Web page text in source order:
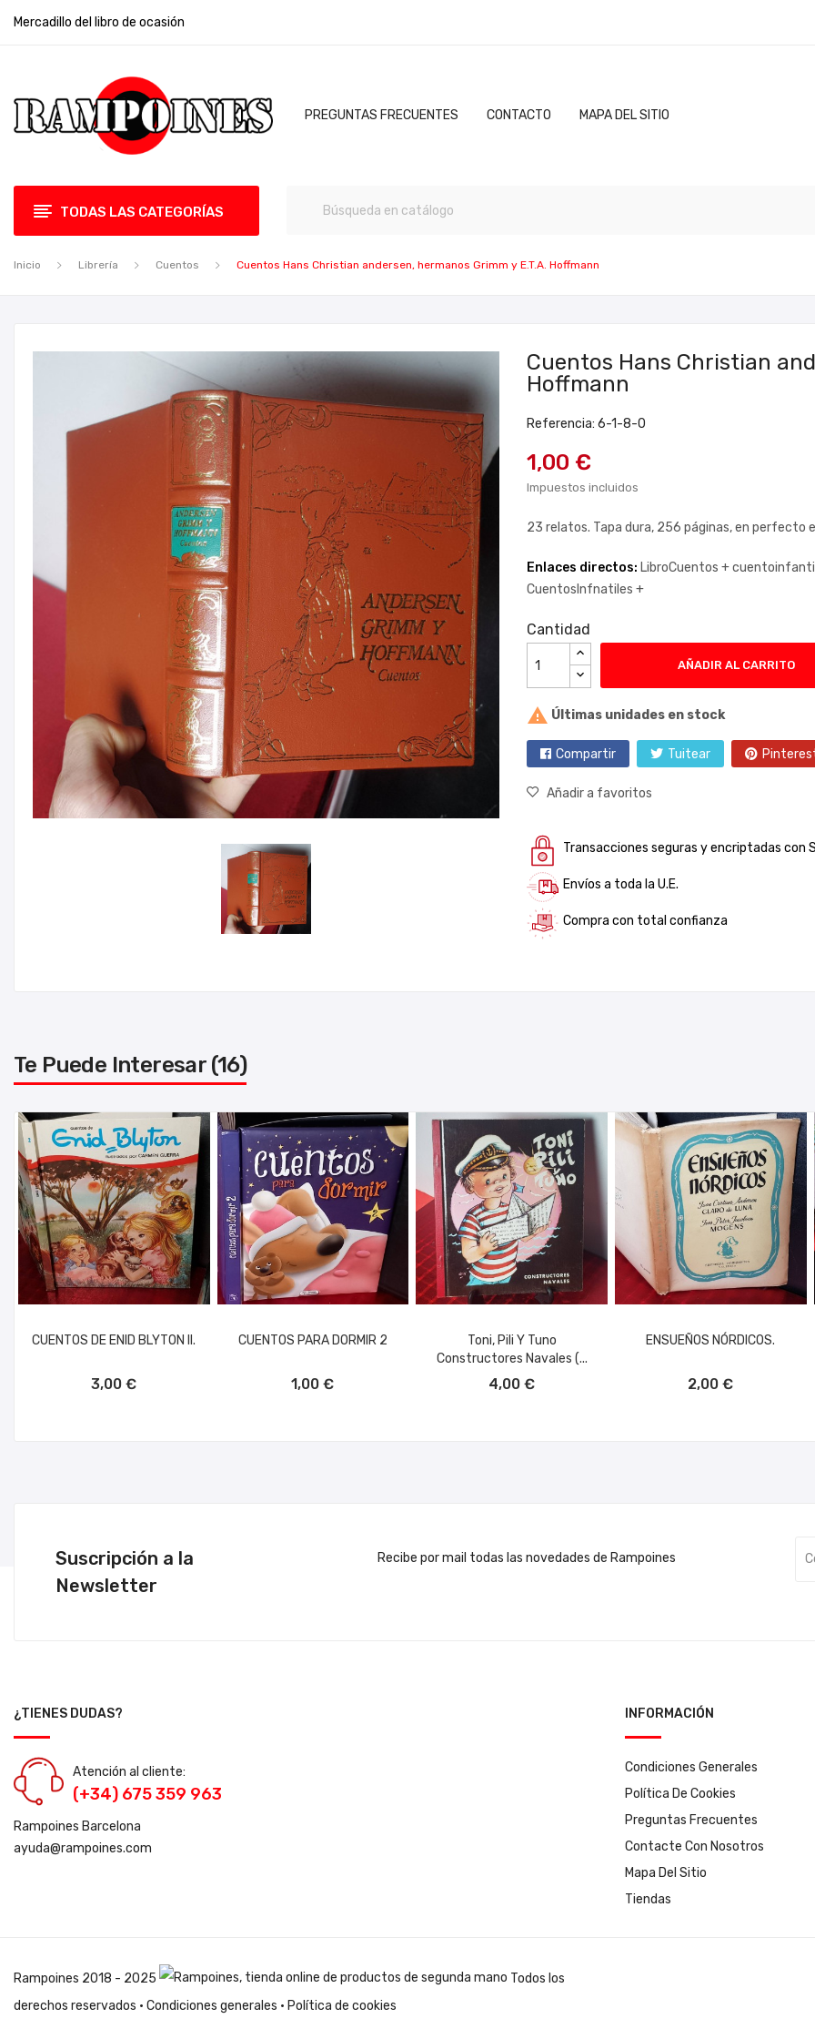
Mercadillo del libro de ocasión
PREGUNTAS FRECUENTES CONTACTO MAPA DEL SITIO
TODAS LAS CATEGORÍAS
Inicio Librería Cuentos Cuentos Hans Christian andersen, hermanos Grimm y E.T.A. Hoffmann
Cuentos Hans Christian
Hoffmann
Referencia: 6-1-8-0
1,00 €
Impuestos incluidos
23 relatos. Tapa dura, 256 páginas, en perfecto
Enlaces directos: LibroCuentos +
CuentosInfnatiles +
Cantidad
AÑADIR AL CARRITO
 Últimas unidades en stock
Compartir Tuitear
Añadir a favoritos
Transacciones seguras y encriptadas con
Envíos a toda la U.E.
Compra con total confianza
Te Puede Interesar (16)
CUENTOS DE ENID BLYTON II.
3,00 €
CUENTOS PARA DORMIR 2
1,00 €
Toni, Pili Y Tuno
Constructores Navales (...
4,00 €
ENSUEÑOS NÓRDICOS.
2,00 €
Suscripción a la
Newsletter
Recibe por mail todas las novedades de Rampoines
¿TIENES DUDAS?
Atención al cliente:
(+34) 675 359 963
Rampoines Barcelona
ayuda@rampoines.com
INFORMACIÓN
Condiciones Generales
Política De Cookies
Preguntas Frecuentes
Contacte Con Nosotros
Mapa Del Sitio
Tiendas
Rampoines 2018 - 2025
Todos los
derechos reservados · Condiciones generales · Política de cookies